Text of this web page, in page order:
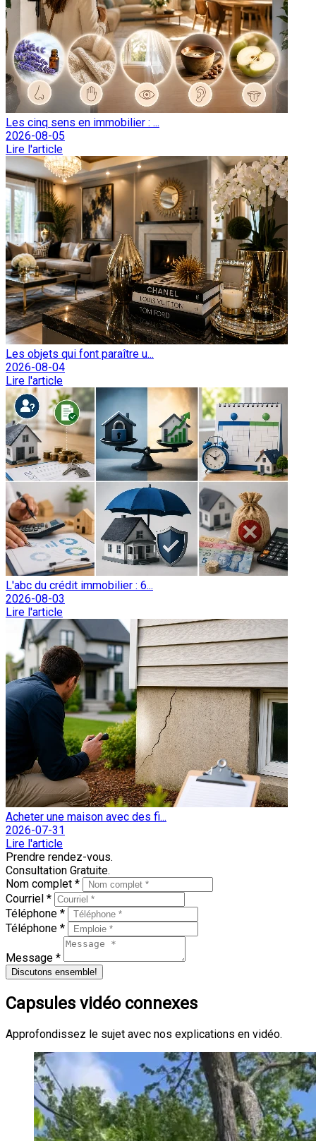
Les cinq sens en immobilier : ...
2026-08-05
Lire l'article
Les objets qui font paraître u...
2026-08-04
Lire l'article
L'abc du crédit immobilier : 6...
2026-08-03
Lire l'article
Acheter une maison avec des fi...
2026-07-31
Lire l'article
Prendre rendez-vous.
Consultation Gratuite.
Nom complet *
Courriel *
Téléphone *
Téléphone *
Message *
Discutons ensemble!
Capsules vidéo connexes
Approfondissez le sujet avec nos explications en vidéo.